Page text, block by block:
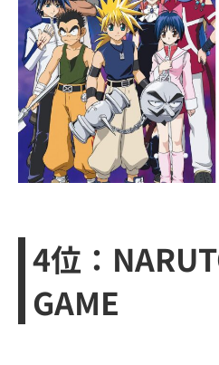
4位：
GAME